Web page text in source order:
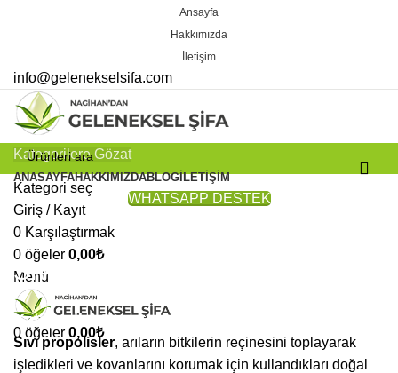
Ansayfa
Hakkımızda
İletişim
info@gelenekselsifa.com
Kategori seç
Giriş / Kayıt
0 Karşılaştırmak
0 öğeler 0,00₺
Menü
0 öğeler 0,00₺
Kategorilere Gözat
ANASAYFAHAKKIMIZDABLOGİLETIŞIM
WHATSAPP DESTEK
Sıvı Propolisler
Kategoriler
Sıvı propolisler, arıların bitkilerin reçinesini toplayarak
işledikleri ve kovanlarını korumak için kullandıkları doğal